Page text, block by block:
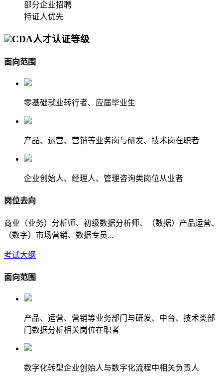
部分企业招聘
持证人优先
CDA人才认证等级
面向范围
零基础就业转行者、应届毕业生
产品、运营、营销等业务岗与研发、技术岗在职者
企业创始人、经理人、管理咨询类岗位从业者
岗位去向
商业（业务）分析师、初级数据分析师、（数据）产品运营、
（数字）市场营销、数据专员...
考试大纲
面向范围
产品、运营、营销等业务部门与研发、中台、技术类部
门数据分析相关岗位在职者
数字化转型企业创始人与数字化流程中相关负责人